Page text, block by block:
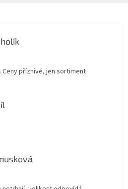
je 4 z 5 hvězdiček.
příznivé, jen sortiment
je 5 z 5 hvězdiček.
je 5 z 5 hvězdiček.